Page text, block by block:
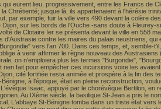
eurent lieu, progressivement, entre les Francs
jusque là, ils appartenaient à l'hérésie
par exemple, fuir la ville vers 490 devant la colère
sur les bords de l'Ouche -sans doute à
de Clotaire Ier se présenta devant la ville en 558
contre les maires du palais neustriens,
vers l'an 700. Dans ces temps, et, semble-
à venir affirmer le règne nouveau des
on n'emploiera plus les termes "Burgondie",
fait pour empêcher ces incursions voire les
cité fortifiée resta animée et prospère à la fin
à l'époque, était en pleine reconstruction,
Isaac, appuyé par le chorévêque Bertilon,
Au IXème siècle, la basilique St-Jean a pris le
L'abbaye St-Bénigne tomba dans un triste état